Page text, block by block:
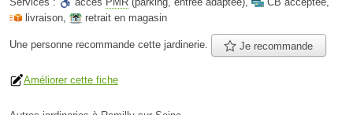
livraison, retrait en magasin
Une personne recommande cette jardinerie. Je recommande
Améliorer cette fiche